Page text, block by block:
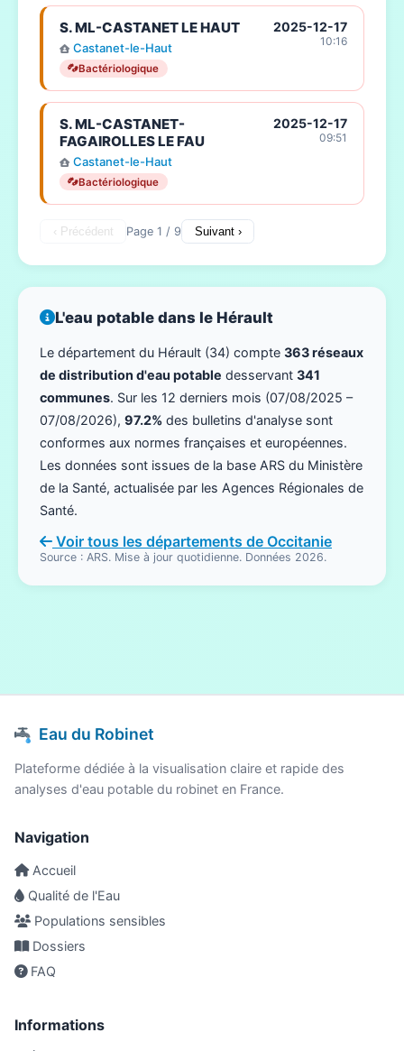
S. ML-CASTANET LE HAUT
Castanet-le-Haut
Bactériologique
2025-12-17
10:16
S. ML-CASTANET-
FAGAIROLLES LE FAU
Castanet-le-Haut
Bactériologique
2025-12-17
09:51
‹ Précédent Page 1 / 9 Suivant ›
L'eau potable dans le Hérault
Le département du Hérault (34) compte 363 réseaux
de distribution d'eau potable desservant 341
communes. Sur les 12 derniers mois (07/08/2025 –
07/08/2026), 97.2% des bulletins d'analyse sont
conformes aux normes françaises et européennes.
Les données sont issues de la base ARS du Ministère
de la Santé, actualisée par les Agences Régionales de
Santé.
Voir tous les départements de Occitanie
Source : ARS. Mise à jour quotidienne. Données 2026.
Eau du Robinet
Plateforme dédiée à la visualisation claire et rapide des
analyses d'eau potable du robinet en France.
Navigation
Accueil
Qualité de l'Eau
Populations sensibles
Dossiers
FAQ
Informations